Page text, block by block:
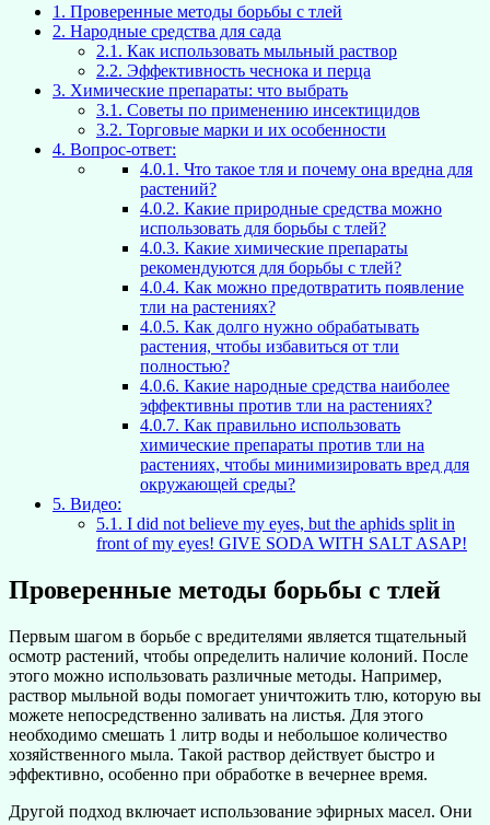
1. Проверенные методы борьбы с тлей
2. Народные средства для сада
2.1. Как использовать мыльный раствор
2.2. Эффективность чеснока и перца
3. Химические препараты: что выбрать
3.1. Советы по применению инсектицидов
3.2. Торговые марки и их особенности
4. Вопрос-ответ:
4.0.1. Что такое тля и почему она вредна для
растений?
4.0.2. Какие природные средства можно
использовать для борьбы с тлей?
4.0.3. Какие химические препараты
рекомендуются для борьбы с тлей?
4.0.4. Как можно предотвратить появление
тли на растениях?
4.0.5. Как долго нужно обрабатывать
растения, чтобы избавиться от тли
полностью?
4.0.6. Какие народные средства наиболее
эффективны против тли на растениях?
4.0.7. Как правильно использовать
химические препараты против тли на
растениях, чтобы минимизировать вред для
окружающей среды?
5. Видео:
5.1. I did not believe my eyes, but the aphids split in
front of my eyes! GIVE SODA WITH SALT ASAP!
Проверенные методы борьбы с тлей
Первым шагом в борьбе с вредителями является тщательный
осмотр растений, чтобы определить наличие колоний. После
этого можно использовать различные методы. Например,
раствор мыльной воды помогает уничтожить тлю, которую вы
можете непосредственно заливать на листья. Для этого
необходимо смешать 1 литр воды и небольшое количество
хозяйственного мыла. Такой раствор действует быстро и
эффективно, особенно при обработке в вечернее время.
Другой подход включает использование эфирных масел. Они